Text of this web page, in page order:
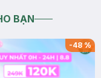
BẠN
-48%